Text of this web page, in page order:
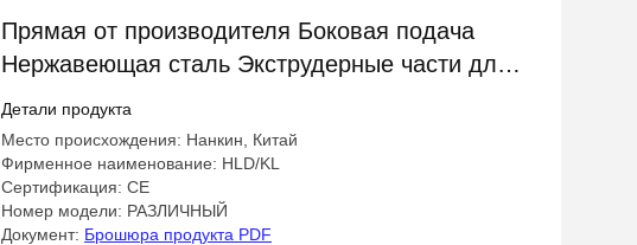
Прямая от производителя Боковая подача
Нержавеющая сталь Экструдерные части для
пластиковых экструзионных производственных
линий
Детали продукта
Место происхождения: Нанкин, Китай
Фирменное наименование: HLD/KL
Сертификация: CE
Номер модели: РАЗЛИЧНЫЙ
Документ: Брошюра продукта PDF